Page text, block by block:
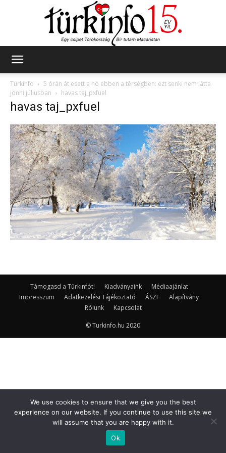
Türkinfo
5 órán át esett a hó ebben a térségben: ezt senki nem látta
jönni júliusban
havas taj_pxfuel
havas taj_pxfuel
Támogasd a Türkinfót! Kiadványaink
Médiaajánlat
Impresszum
Adatkezelési Tájékoztató ÁSZF
Alapítvány
Rólunk
Kapcsolat
© Turkinfo.hu 2020
We use cookies to ensure that we give you the best
experience on our website. If you continue to use this site we
will assume that you are happy with it.
Ok